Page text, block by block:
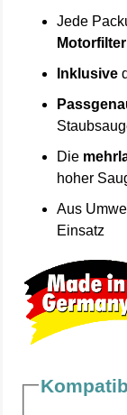
Jede
Motorfilter
Inklusive
Die
hoher
Aus
Einsatz